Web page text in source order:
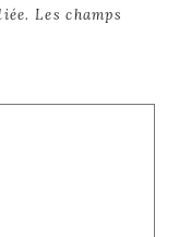
Les champs